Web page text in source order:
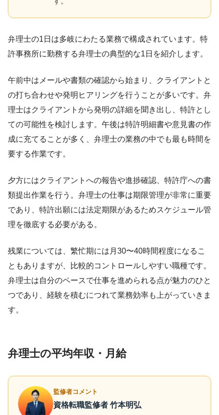
弁理士の1日は多岐にわたる業務で構成されています。特
許事務所に勤務する弁理士の典型的な1日を紹介します。
午前中はメールや書類の確認から始まり、クライアントと
の打ち合わせや発明ヒアリングを行うことが多いです。弁
理士はクライアントから発明の詳細を聞き出し、特許とし
ての可能性を検討します。午後は特許明細書や意見書の作
成に充てることが多く、弁理士の業務の中でも最も時間を
要する作業です。
夕方にはクライアントへの報告や進捗確認、特許庁への書
類提出作業を行う。弁理士の仕事は期限管理が非常に重要
であり、特許出願には法定期限があるためスケジュール管
理を徹底する必要がある。
残業については、繁忙期には月30〜40時間程度になるこ
ともありますが、比較的コントロールしやすい職種です。
弁理士は自分のペースで仕事を進められる点が魅力のひと
つであり、経験を積むにつれて業務効率も上がっていきま
す。
弁理士の平均年収・月給
監修者コメント
資格転職監修者 竹本明弘